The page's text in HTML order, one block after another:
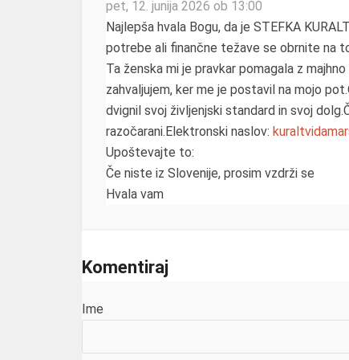
pet, 12. junija 2026 ob 13:00
Najlepša hvala Bogu, da je STEFKA
potrebe ali finančne težave se obrnite na
Ta ženska mi je pravkar pomagala z
zahvaljujem, ker me je postavil na mojo
dvignil svoj življenjski standard in svoj
razočarani.Elektronski naslov:
Upoštevajte to:
Če niste iz Slovenije, prosim vzdrži se
Hvala vam
Komentiraj
Ime